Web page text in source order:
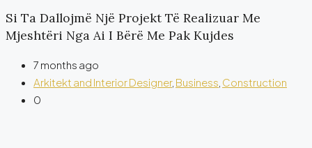
Si Ta Dallojmë Një Projekt Të Realizuar Me
Mjeshtëri Nga Ai I Bërë Me Pak Kujdes
7 months ago
Arkitekt and Interior Designer, Business Construction
0